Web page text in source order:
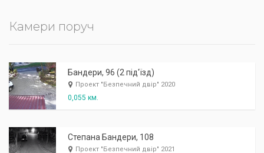
Камери поруч
Бандери, 96 (2 під'їзд)
Проект "Безпечний двір" 2020
0,055 км.
Степана Бандери, 108
Проект "Безпечний двір" 2021